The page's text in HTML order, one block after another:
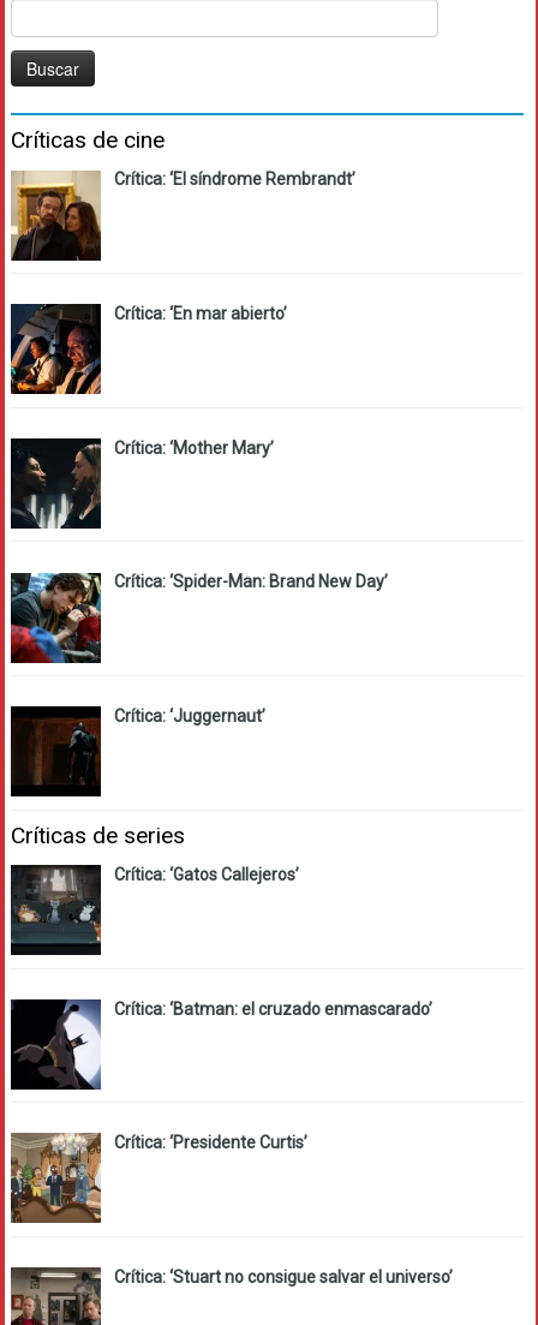
Críticas de cine
Crítica: ‘El síndrome Rembrandt’
Crítica: ‘En mar abierto’
Crítica: ‘Mother Mary’
Crítica: ‘Spider-Man: Brand New Day’
Crítica: ‘Juggernaut’
Críticas de series
Crítica: ‘Gatos Callejeros’
Crítica: ‘Batman: el cruzado enmascarado’
Crítica: ‘Presidente Curtis’
Crítica: ‘Stuart no consigue salvar el universo’